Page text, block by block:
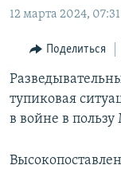
ТЕЛЕПРОЕКТ
СОВЕТЫ
ПРОПАВШИЕ БЕЗ
КАК ОБОЙТИ
Qırımtatar
12 марта 2024, 07:31
Поделиться
тупиковая
в войне в